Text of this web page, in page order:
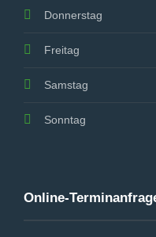
Donnerstag
Freitag
Samstag
Sonntag
Online-